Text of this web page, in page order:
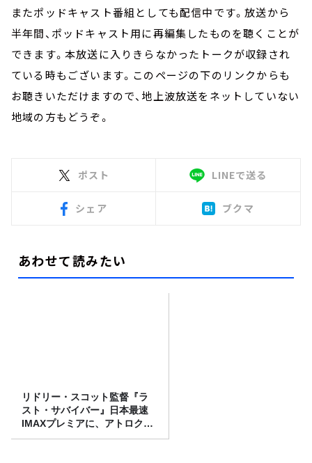
またポッドキャスト番組としても配信中です。放送から
半年間、ポッドキャスト用に再編集したものを聴くことが
できます。本放送に入りきらなかったトークが収録され
ている時もございます。このページの下のリンクからも
お聴きいただけますので、地上波放送をネットしていない
地域の方もどうぞ。
ポスト LINEで送る
シェア ブクマ
あわせて読みたい
リドリー・スコット監督『ラ
スト・サバイバー』日本最速
IMAXプレミアに、アトロクリ
スナー60名をご招待！